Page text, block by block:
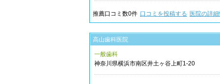
推薦口コミ数0件 口コミを投稿する 医院の詳
高山歯科医院
一般歯科
神奈川県横浜市南区井土ヶ谷上町1-20